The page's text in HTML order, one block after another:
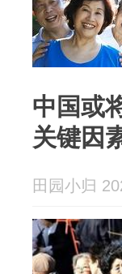
中国或
关键因
田园小归